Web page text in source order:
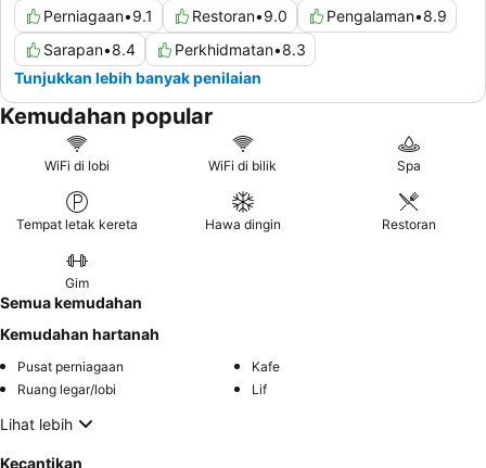
Perniagaan•9.1 Restoran•9.0 Pengalaman•8.9
Sarapan•8.4 Perkhidmatan•8.3
Tunjukkan lebih banyak penilaian
Kemudahan popular
WiFi di lobi WiFi di bilik Spa
Tempat letak kereta Hawa dingin Restoran
Gim
Semua kemudahan
Kemudahan hartanah
Pusat perniagaan
Kafe
Ruang legar/lobi
Lif
Lihat lebih
Kecantikan